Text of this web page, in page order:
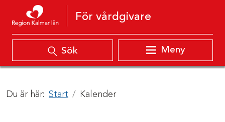
Hoppa till innehåll
För vårdgivare
Sök Meny
Du är här: Start Kalender